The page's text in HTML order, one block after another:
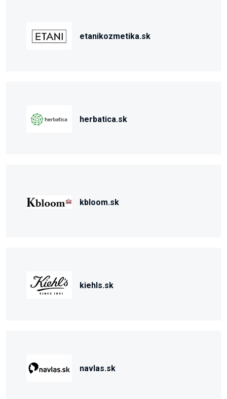
etanikozmetika.sk
herbatica.sk
kbloom.sk
kiehls.sk
navlas.sk